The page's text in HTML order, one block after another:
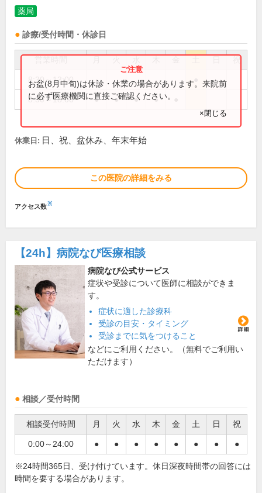
薬局
診療/受付時間・休診日
祝
8:30～13:00
8:30～18:00 ● ● ● ●
お盆(8月中旬)は休診・休業の場合があります。来院前
に必ず医療機関に直接ご確認ください。
×閉じる
休業日: 日、祝、盆休み、年末年始
この医院の詳細をみる
アクセス数※
【24h】 病院なび医療相談
病院なび公式サービス
症状や受診について医師に相談ができま
す。
症状に適した診療科
受診の目安・タイミング
受診までに気をつけること
などにご利用ください。（無料でご利用い
ただけます）
相談／受付時間
相談受付時間 月 火 水 木 金 土 日 祝
0:00～24:00 ● ● ● ● ● ● ● ●
※24時間365日、受け付けています。休日深夜時間帯の回答には
時間を要する場合があります。